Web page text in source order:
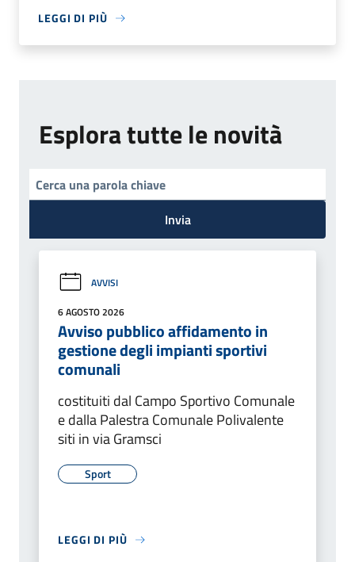
LEGGI DI PIÙ
Esplora tutte le novità
Invia
AVVISI
6 AGOSTO 2026
Avviso pubblico affidamento in
gestione degli impianti sportivi
comunali
costituiti dal Campo Sportivo Comunale
e dalla Palestra Comunale Polivalente
siti in via Gramsci
Sport
LEGGI DI PIÙ